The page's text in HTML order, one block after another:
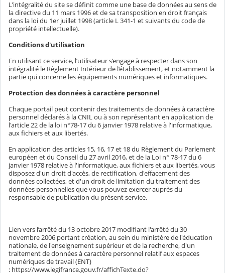
L'intégralité du site se définit comme une base de données au sens de
la directive du 11 mars 1996 et de sa transposition en droit français
dans la loi du 1er juillet 1998 (article L 341-1 et suivants du code de
propriété intellectuelle).
Conditions d'utilisation
En utilisant ce service, l’utilisateur s’engage à respecter dans son
intégralité le Règlement Intérieur de l’établissement, et notamment la
partie qui concerne les équipements numériques et informatiques.
Protection des données à caractère personnel
Chaque portail peut contenir des traitements de données à caractère
personnel déclarés à la CNIL ou à son représentant en application de
l'article 22 de la loi n°78-17 du 6 janvier 1978 relative à l'informatique,
aux fichiers et aux libertés.
En application des articles 15, 16, 17 et 18 du Règlement du Parlement
européen et du Conseil du 27 avril 2016, et de la Loi n° 78-17 du 6
janvier 1978 relative à l'informatique, aux fichiers et aux libertés, vous
disposez d'un droit d'accès, de rectification, d'effacement des
données collectées, et d'un droit de limitation du traitement des
données personnelles que vous pouvez exercer auprès du
responsable de publication du présent service.
Lien vers l’arrêté du 13 octobre 2017 modifiant l'arrêté du 30
novembre 2006 portant création, au sein du ministère de l'éducation
nationale, de l'enseignement supérieur et de la recherche, d'un
traitement de données à caractère personnel relatif aux espaces
numériques de travail (ENT)
: https://www.legifrance.gouv.fr/affichTexte.do?